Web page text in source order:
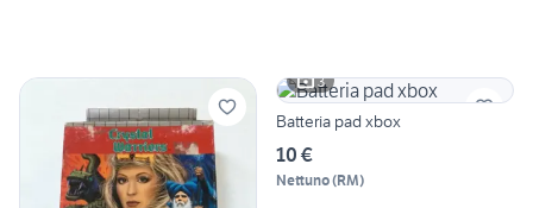
3
Batteria pad xbox
10 €
Nettuno(RM)